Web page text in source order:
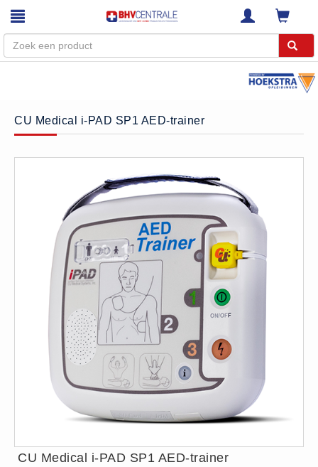
Home
Webshop
Trainingen
Diensten
Keuringen
RI&E
Bedrijfsnoodplannen
Plattegronden
VCA Trajecten
ISO 9001 Begeleiding
Evenementenveiligheid
Inspectiecentrale
Ons Team
Nieuws
Betalingsmogelijkheden
CU Medical i-PAD SP1 AED-trainer
CU Medical i-PAD SP1 AED-trainer